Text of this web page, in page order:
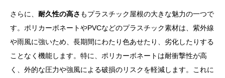
さらに、 耐久性の高さ もプラスチック屋根の大きな魅力の一つで
す。ポリカーボネートやPVCなどのプラスチック素材は、紫外線
や雨風に強いため、長期間にわたり色あせたり、劣化したりする
ことなく機能します。特に、ポリカーボネートは耐衝撃性が高
く、外的な圧力や強風による破損のリスクを軽減します。これに